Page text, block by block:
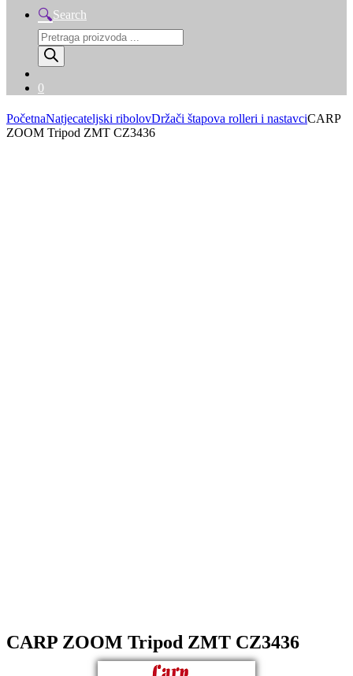
Search
Products
search
0
PočetnaNatjecateljski ribolovDržači štapova rolleri i nastavciCARP
ZOOM Tripod ZMT CZ3436
CARP ZOOM Tripod ZMT CZ3436